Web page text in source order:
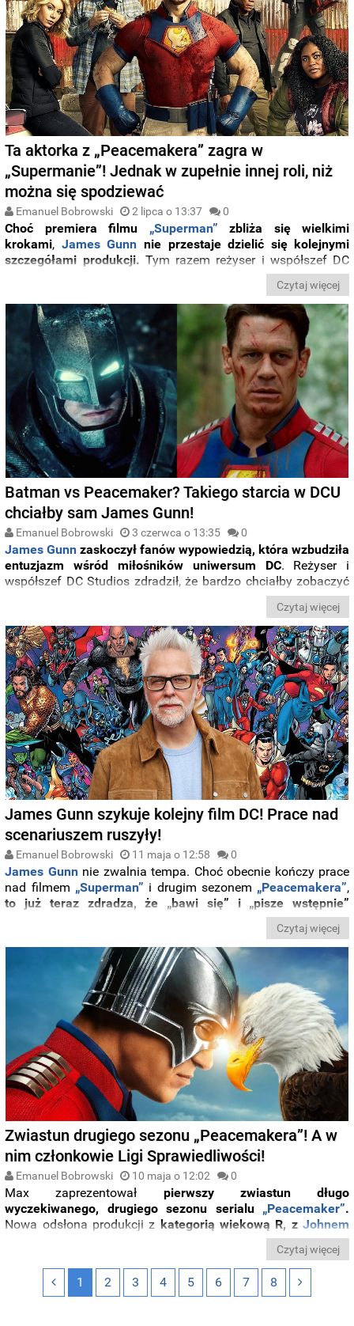
Ta aktorka z „Peacemakera” zagra w
„Supermanie”! Jednak w zupełnie innej roli, niż
można się spodziewać
Emanuel Bobrowski 2 lipca o 13:37 0
Choć premiera filmu „Superman” zbliża się wielkimi
krokami, James Gunn nie przestaje dzielić się kolejnymi
szczegółami produkcji. Tym razem reżyser i współszef DC
Studios potwierdził, że w filmie zobaczymy... (a właściwie
, prywatnie jego żonę i znaną z
roli Emilii Harcourt w„Peacemakerze”.
Czytaj więcej
Batman vs Peacemaker? Takiego starcia w DCU
chciałby sam James Gunn!
Emanuel Bobrowski 3 czerwca o 13:35 0
James Gunn zaskoczył fanów wypowiedzią, która wzbudziła
entuzjazm wśród miłośników uniwersum DC. Reżyser i
współszef DC Studios zdradził, że bardzo chciałby zobaczyć
w ramach DCU.
Czytaj więcej
James Gunn szykuje kolejny film DC! Prace nad
scenariuszem ruszyły!
Emanuel Bobrowski 11 maja o 12:58 0
James Gunnnie zwalnia tempa. Choć obecnie kończy prace
nad filmem „Superman” i drugim sezonem „Peacemakera”,
to już teraz zdradza, że „bawi się” i „pisze wstępnie”
scenariusz nowego, niezapowiedzianego jeszcze filmu w
Informację tę ujawnił na Threads,
odpowiadając na pytanie jednego z fanów.
Czytaj więcej
Zwiastun drugiego sezonu „Peacemakera”! A w
nim członkowie Ligi Sprawiedliwości!
Emanuel Bobrowski 10 maja o 12:02 0
Max zaprezentował pierwszy zwiastun długo
wyczekiwanego, drugiego sezonu serialu „Peacemaker”.
Nowa odsłona produkcji z kategorią wiekową R, zJohnem
zrebootowanego
przezanimowane
CreatureCommandos” ikontynuowanego
nadchodzącego
Supermana” wreżyserii Jamesa Gunna.
Czytaj więcej
1 2 3 4 5 6 7 8